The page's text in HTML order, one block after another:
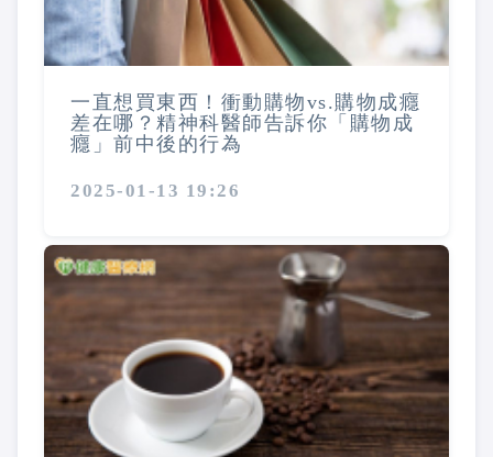
一直想買東西！衝動購物vs.購物成癮
差在哪？精神科醫師告訴你「購物成
癮」前中後的行為
2025-01-13 19:26